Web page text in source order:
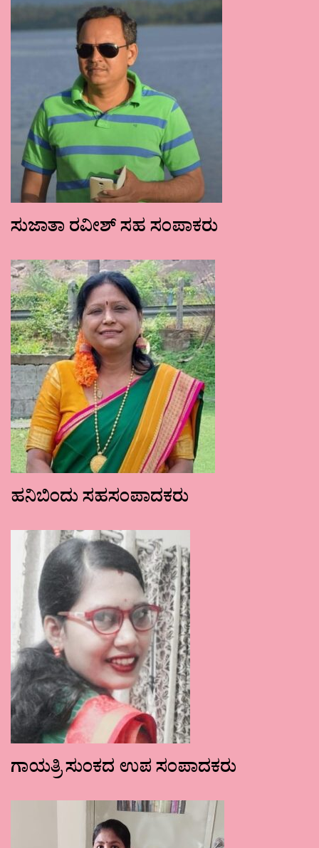
ಸುಜಾತಾ ರವೀಶ್ ಸಹ ಸಂಪಾಕರು
ಹನಿಬಿಂದು ಸಹಸಂಪಾದಕರು
ಗಾಯತ್ರಿ ಸುಂಕದ ಉಪ ಸಂಪಾದಕರು